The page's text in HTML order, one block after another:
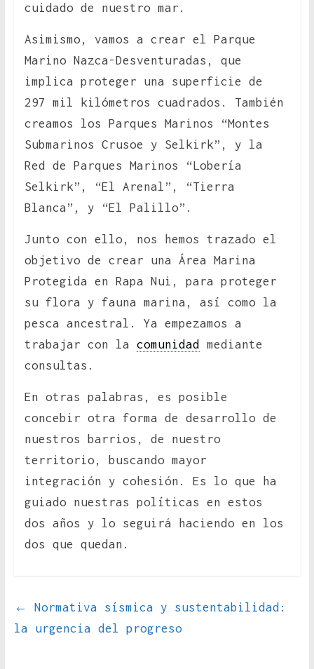
cuidado de nuestro mar.
Asimismo, vamos a crear el Parque
Marino Nazca-Desventuradas, que
implica proteger una superficie de
297 mil kilómetros cuadrados. También
creamos los Parques Marinos “Montes
Submarinos Crusoe y Selkirk”, y la
Red de Parques Marinos “Lobería
Selkirk”, “El Arenal”, “Tierra
Blanca”, y “El Palillo”.
Junto con ello, nos hemos trazado el
objetivo de crear una Área Marina
Protegida en Rapa Nui, para proteger
su flora y fauna marina, así como la
pesca ancestral. Ya empezamos a
trabajar con la comunidad
mediante
consultas.
En otras palabras, es posible
concebir otra forma de desarrollo de
nuestros barrios, de nuestro
territorio, buscando mayor
integración y cohesión. Es lo que ha
guiado nuestras políticas en estos
dos años y lo seguirá haciendo en los
dos que quedan.
←
Normativa sísmica y sustentabilidad:
la urgencia del progreso